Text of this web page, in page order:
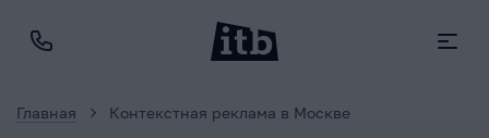
Главная Контекстная реклама в Москве